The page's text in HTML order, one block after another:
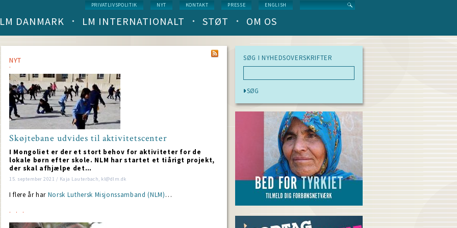
Service
menu
PRIVATLIVSPOLITIK NYT KONTAKT PRESSE ENGLISH
Main
(level
1)
LM DANMARK LM INTERNATIONALT STØT OM OS
NYT
Skøjtebane udvides til aktivitetscenter
I Mongoliet er der et stort behov for aktiviteter for de
lokale børn efter skole. NLM har startet et tiårigt projekt,
der skal afhjælpe det…
15. september 2021 / Kaja Lauterbach, kl@dlm.dk
I flere år har Norsk Luthersk Misjonssamband (NLM)…
SØG I NYHEDSOVERSKRIFTER